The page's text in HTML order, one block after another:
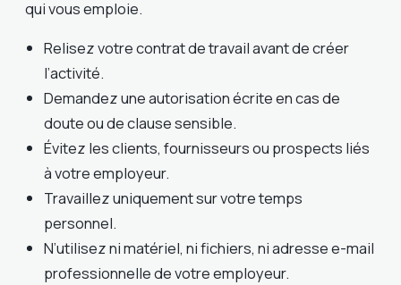
qui vous emploie.
Relisez votre contrat de travail avant de créer
l’activité.
Demandez une autorisation écrite en cas de
doute ou de clause sensible.
Évitez les clients, fournisseurs ou prospects liés
à votre employeur.
Travaillez uniquement sur votre temps
personnel.
N’utilisez ni matériel, ni fichiers, ni adresse e-mail
professionnelle de votre employeur.